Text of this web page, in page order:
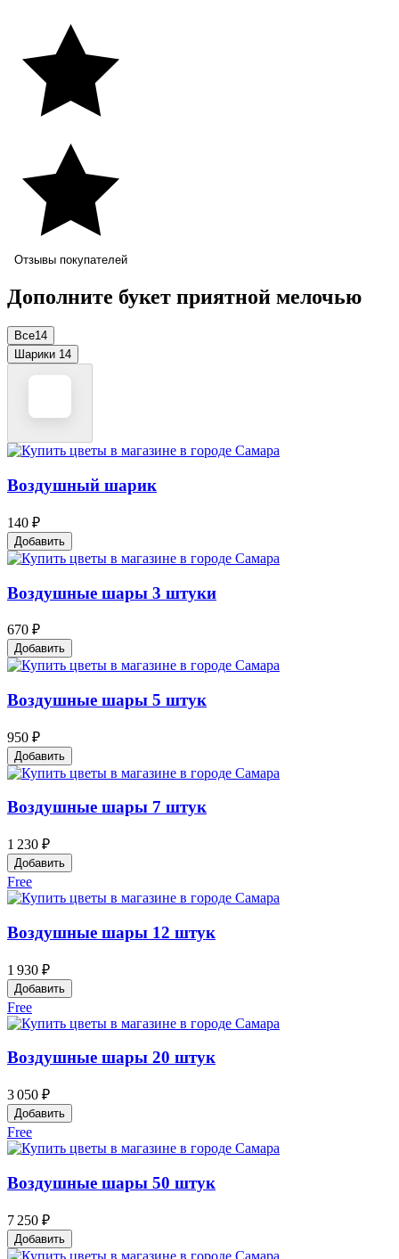
Отзывы покупателей
Дополните букет приятной мелочью
Все14
Шарики 14
Воздушный шарик
140 ₽
Добавить
Воздушные шары 3 штуки
670 ₽
Добавить
Воздушные шары 5 штук
950 ₽
Добавить
Воздушные шары 7 штук
1 230 ₽
Добавить
Free
Воздушные шары 12 штук
1 930 ₽
Добавить
Free
Воздушные шары 20 штук
3 050 ₽
Добавить
Free
Воздушные шары 50 штук
7 250 ₽
Добавить